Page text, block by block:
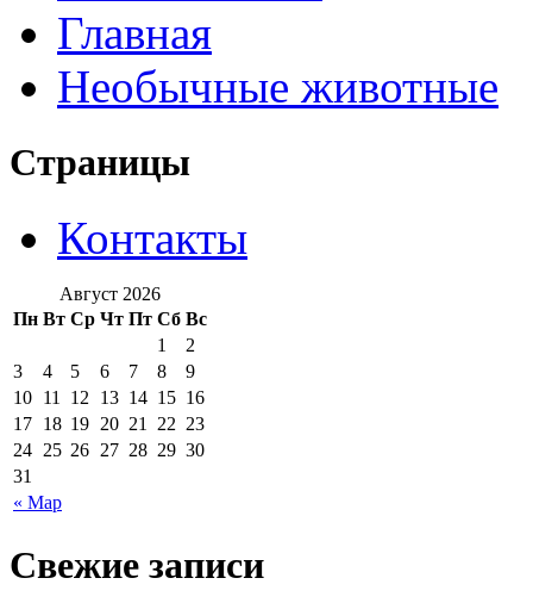
Главная
Необычные животные
Страницы
Контакты
Август 2026
Пн Вт Ср Чт Пт Сб Вс
« Мар
1
2
3
4 5 6 7 8
9
10 11 12 13 14 15 16
17 18 19 20 21 22 23
24 25 26 27 28 29 30
31
Свежие записи